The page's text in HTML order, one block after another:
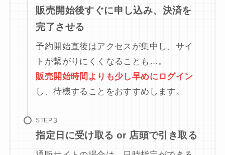
販売開始後すぐに申し込み、決済を
完了させる
予約開始直後はアクセスが集中し、サイ
トが繋がりにくくなることも…。
販売開始時間よりも少し早めにログイン
し、待機することをおすすめします。
STEP
指定日に受け取る or 店頭で引き取る